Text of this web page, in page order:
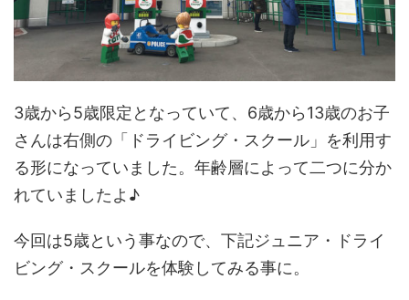
3歳から5歳限定となっていて、6歳から13歳のお子
さんは右側の「ドライビング・スクール」を利用す
る形になっていました。年齢層によって二つに分か
れていましたよ♪
今回は5歳という事なので、下記ジュニア・ドライ
ビング・スクールを体験してみる事に。